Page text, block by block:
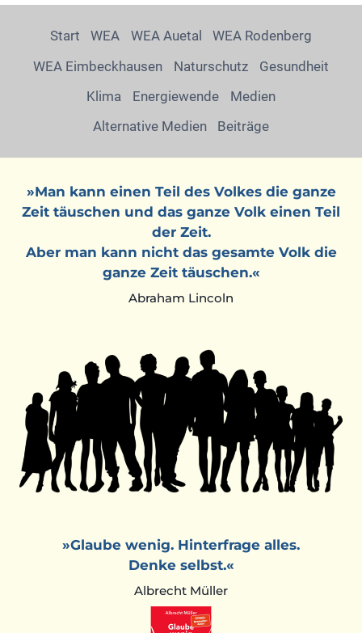
Start WEA WEA Auetal
WEA Rodenberg
WEA Eimbeckhausen
Naturschutz
Gesundheit
Klima
Energiewende
Medien
Alternative Medien
Beiträge
»Man kann einen Teil des Volkes die ganze
Zeit täuschen und das ganze Volk einen Teil
der Zeit.
Aber man kann nicht das gesamte Volk die
ganze Zeit täuschen.«
Abraham Lincoln
»Glaube wenig. Hinterfrage alles.
Denke selbst.«
Albrecht Müller